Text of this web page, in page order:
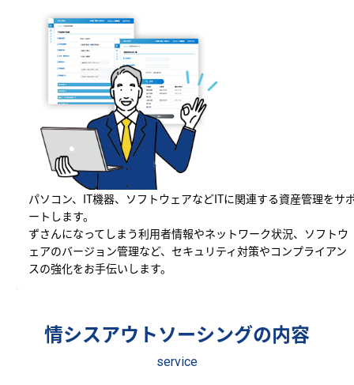
パソコン、IT機器、ソフトウェアなどITに関連する資産管理をサ
ートします。
ずさんになってしまう利用者情報やネットワーク状況、ソフトウ
ェアのバージョン管理など、セキュリティ対策やコンプライアン
スの強化をお手伝いします。
情シスアウトソーシングの内容
service